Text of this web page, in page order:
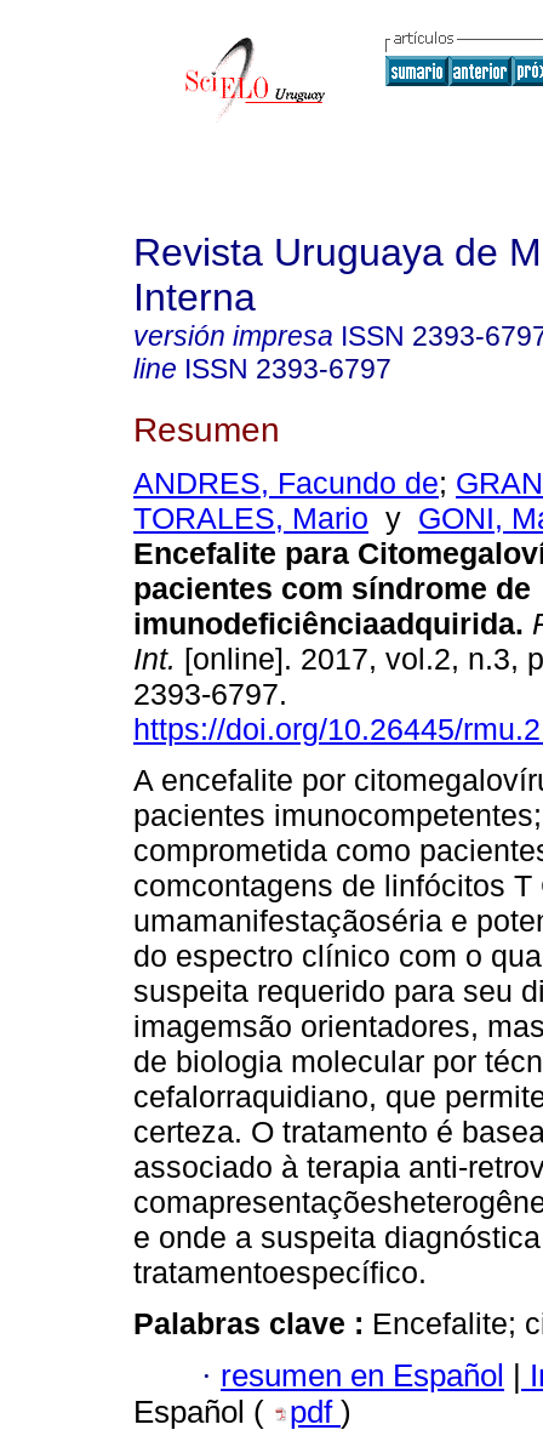
Revista Uruguaya de
Interna
versión impresa ISSN 2393-
line ISSN 2393-6797
Resumen
ANDRES, Facundo de;
TORALES, Mario y GONI,
Encefalite para
pacientes com síndrome de
imunodeficiênciaadquirida.
Int. [online]. 2017, vol.2, n.3,
2393-6797.
https://doi.org/10.26445/
A encefalite por
pacientes
comprometida como
comcontagens de linfócitos
umamanifestaçãoséria e
do espectro clínico com o
suspeita requerido para seu
imagemsão orientadores,
de biologia molecular por
cefalorraquidiano, que
certeza. O tratamento é
associado à terapia anti-
e onde a suspeita
tratamentoespecífico.
Palabras clave : Encefalite;
· resumen en Español |
Español (
pdf )